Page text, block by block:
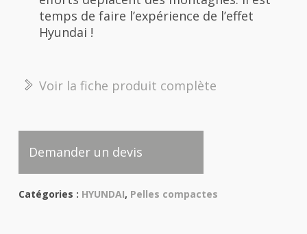
temps de faire l’expérience de l’effet
Hyundai !
Voir la fiche produit complète
Demander un devis
Catégories : HYUNDAI, Pelles compactes